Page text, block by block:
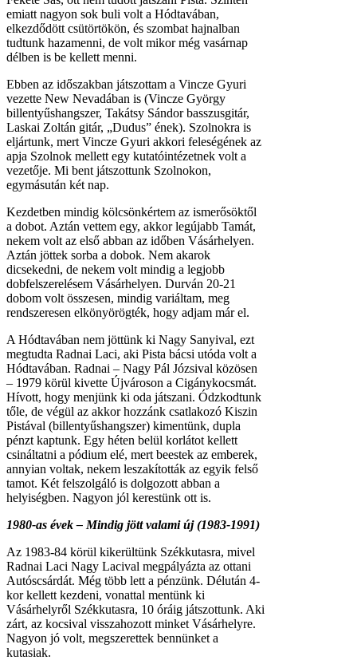
emiatt nagyon sok buli volt a Hódtavában,
elkezdődött csütörtökön, és szombat hajnalban
tudtunk hazamenni, de volt mikor még vasárnap
délben is be kellett menni.
Ebben az időszakban játszottam a Vincze Gyuri
vezette New Nevadában is (Vincze György
billentyűshangszer, Takátsy Sándor basszusgitár,
Laskai Zoltán gitár, „Dudus” ének). Szolnokra is
eljártunk, mert Vincze Gyuri akkori feleségének az
apja Szolnok mellett egy kutatóintézetnek volt a
vezetője. Mi bent játszottunk Szolnokon,
egymásután két nap.
Kezdetben mindig kölcsönkértem az ismerősöktől
a dobot. Aztán vettem egy, akkor legújabb Tamát,
nekem volt az első abban az időben Vásárhelyen.
Aztán jöttek sorba a dobok. Nem akarok
dicsekedni, de nekem volt mindig a legjobb
dobfelszerelésem Vásárhelyen. Durván 20-21
dobom volt összesen, mindig variáltam, meg
rendszeresen elkönyörögték, hogy adjam már el.
A Hódtavában nem jöttünk ki Nagy Sanyival, ezt
megtudta Radnai Laci, aki Pista bácsi utóda volt a
Hódtavában. Radnai – Nagy Pál Józsival közösen
– 1979 körül kivette Újvároson a Cigánykocsmát.
Hívott, hogy menjünk ki oda játszani. Ódzkodtunk
tőle, de végül az akkor hozzánk csatlakozó Kiszin
Pistával (billentyűshangszer) kimentünk, dupla
pénzt kaptunk. Egy héten belül korlátot kellett
csináltatni a pódium elé, mert beestek az emberek,
annyian voltak, nekem leszakították az egyik felső
tamot. Két felszolgáló is dolgozott abban a
helyiségben. Nagyon jól kerestünk ott is.
1980-as évek – Mindig jött valami új (1983-1991)
Az 1983-84 körül kikerültünk Székkutasra, mivel
Radnai Laci Nagy Lacival megpályázta az ottani
Autóscsárdát. Még több lett a pénzünk. Délután 4-
kor kellett kezdeni, vonattal mentünk ki
Vásárhelyről Székkutasra, 10 óráig játszottunk. Aki
zárt, az kocsival visszahozott minket Vásárhelyre.
Nagyon jó volt, megszerettek bennünket a
kutasiak.